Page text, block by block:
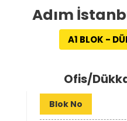
Adım
A1 BLOK -
Ofis/
Blok No